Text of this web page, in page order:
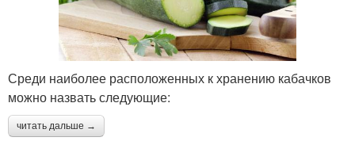
Среди наиболее расположенных к хранению кабачков
можно назвать следующие:
читать дальше →